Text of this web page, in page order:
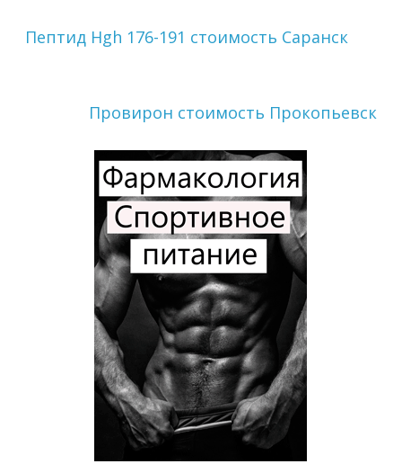
Пептид Hgh 176-191 стоимость Саранск
Провирон стоимость Прокопьевск